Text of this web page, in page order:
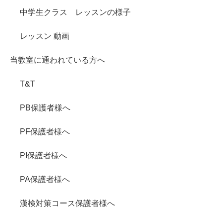
中学生クラス レッスンの様子
レッスン 動画
当教室に通われている方へ
T&T
PB保護者様へ
PF保護者様へ
PI保護者様へ
PA保護者様へ
漢検対策コース保護者様へ